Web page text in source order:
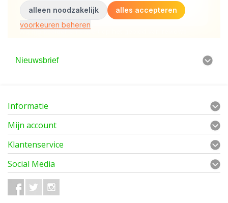
Nieuwsbrief
Informatie
Mijn account
Klantenservice
Social Media